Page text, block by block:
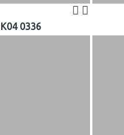
K04 0336